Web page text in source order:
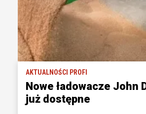
AKTUALNOŚCI PROFI
Nowe ładowacze John
już dostępne